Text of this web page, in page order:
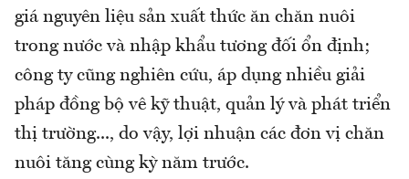
giá nguyên liệu sản xuất thức ăn chăn nuôi
trong nước và nhập khẩu tương đối ổn định;
công ty cũng nghiên cứu, áp dụng nhiều giải
pháp đồng bộ vê kỹ thuật, quản lý và phát triển
thị trường..., do vậy, lợi nhuận các đơn vị chăn
nuôi tăng cùng kỳ năm trước.